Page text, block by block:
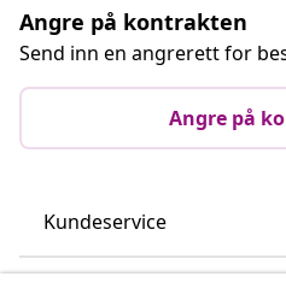
Angre på kontrakten
Send inn en angrerett for
Angre på
Kundeservice